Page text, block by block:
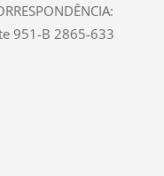
951-B 2865-633